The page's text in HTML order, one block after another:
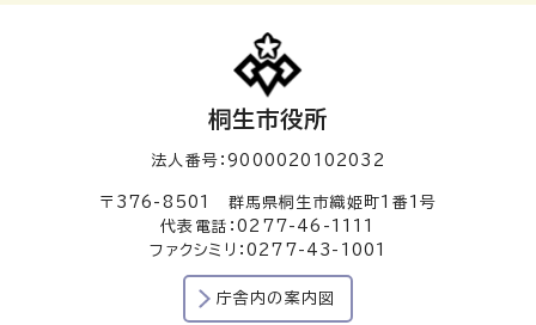
桐生市役所
法人番号：9000020102032
〒376-8501 群馬県桐生市織姫町1番1号
代表電話：0277-46-1111
ファクシミリ：0277-43-1001
庁舎内の案内図